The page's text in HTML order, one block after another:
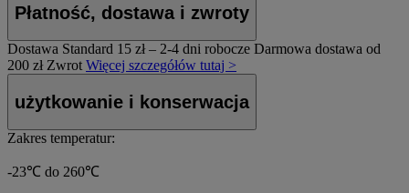
Płatność, dostawa i zwroty
Dostawa Standard 15 zł – 2-4 dni robocze Darmowa dostawa od
200 zł Zwrot Więcej szczegółów tutaj >
użytkowanie i konserwacja
Zakres temperatur:
-23℃ do 260℃